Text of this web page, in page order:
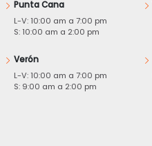
Punta Cana
L-V: 10:00 am a 7:00 pm
S: 10:00 am a 2:00 pm
Verón
L-V: 10:00 am a 7:00 pm
S: 9:00 am a 2:00 pm